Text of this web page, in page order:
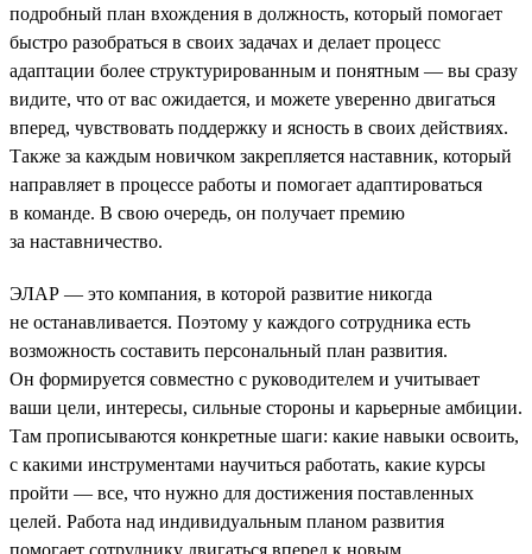
подробный план вхождения в должность, который помогает
быстро разобраться в своих задачах и делает процесс
адаптации более структурированным и понятным — вы сразу
видите, что от вас ожидается, и можете уверенно двигаться
вперед, чувствовать поддержку и ясность в своих действиях.
Также за каждым новичком закрепляется наставник, который
направляет в процессе работы и помогает адаптироваться
в команде. В свою очередь, он получает премию
за наставничество.
ЭЛАР — это компания, в которой развитие никогда
не останавливается. Поэтому у каждого сотрудника есть
возможность составить персональный план развития.
Он формируется совместно с руководителем и учитывает
ваши цели, интересы, сильные стороны и карьерные амбиции.
Там прописываются конкретные шаги: какие навыки освоить,
с какими инструментами научиться работать, какие курсы
пройти — все, что нужно для достижения поставленных
целей. Работа над индивидуальным планом развития
помогает сотруднику двигаться вперед к новым